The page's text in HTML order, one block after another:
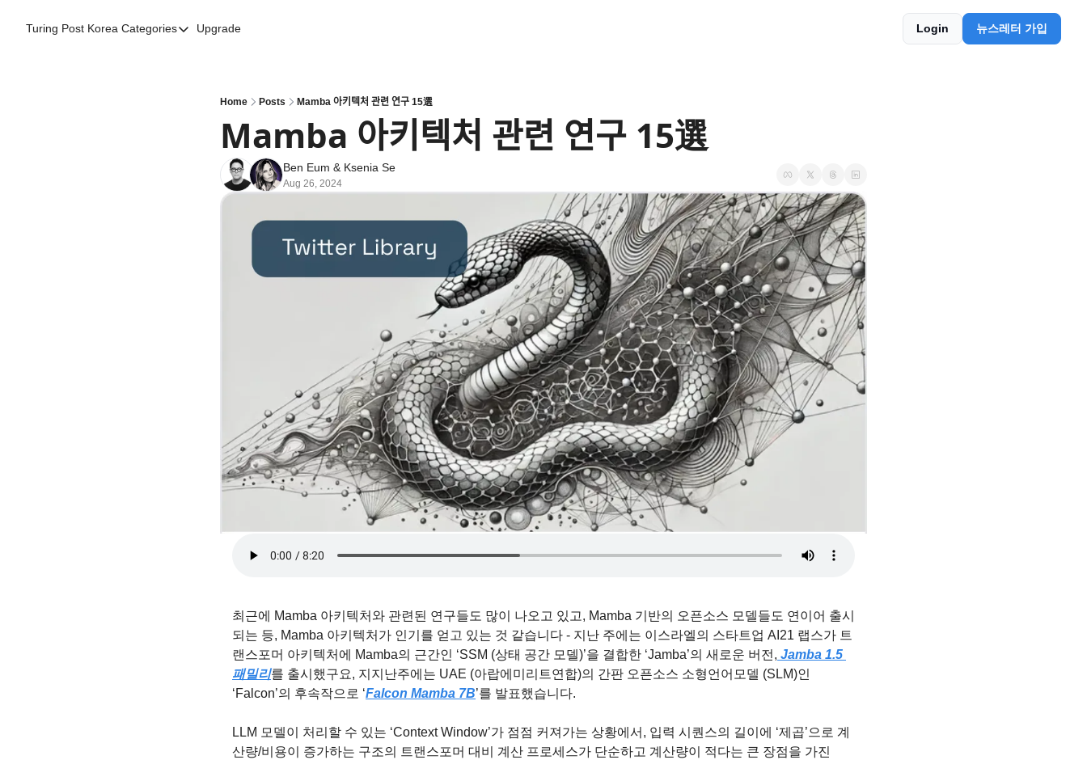
Turing Post Korea Categories
Categories
AI 에이전트
AI Infra Unicorns
Community Twist
"Froth on the Daydream"
Upgrade Login 뉴스레터 가입
Home Posts Mamba 아키텍처 관련 연구 15選
Mamba 아키텍처 관련 연구 15選
Ben Eum & Ksenia Se
Aug 26, 2024
최근에 Mamba 아키텍처와 관련된 연구들도 많이 나오고 있고, Mamba 기반의 오픈소스 모델들도 연이어 출시
되는 등, Mamba 아키텍처가 인기를 얻고 있는 것 같습니다 - 지난 주에는 이스라엘의 스타트업 AI21 랩스가 트
랜스포머 아키텍처에 Mamba의 근간인 ‘SSM (상태 공간 모델)’을 결합한 ‘Jamba’의 새로운 버전, Jamba 1.5
패밀리를 출시했구요, 지지난주에는 UAE (아랍에미리트연합)의 간판 오픈소스 소형언어모델 (SLM)인
‘Falcon’의 후속작으로 ‘Falcon Mamba 7B’를 발표했습니다.
LLM 모델이 처리할 수 있는 ‘Context Window’가 점점 커져가는 상황에서, 입력 시퀀스의 길이에 ‘제곱’으로 계
산량/비용이 증가하는 구조의 트랜스포머 대비 계산 프로세스가 단순하고 계산량이 적다는 큰 장점을 가진